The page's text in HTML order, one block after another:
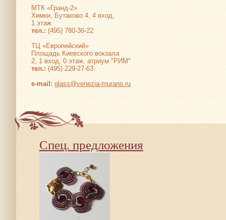
МТК «Гранд-2»
Химки, Бутаково 4, 4 вход,
1 этаж
тел.: (495) 780-36-22
ТЦ «Европейский»
Площадь Киевского вокзала
2, 1 вход, 0 этаж, атриум "РИМ"
тел.: (495) 229-27-63
е-mail: glass@venezia-murano.ru
Спец. предложения